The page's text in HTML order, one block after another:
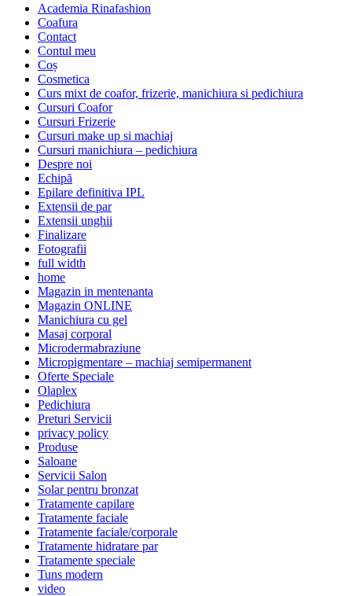
Academia Rinafashion
Coafura
Contact
Contul meu
Coș
Cosmetica
Curs mixt de coafor, frizerie, manichiura si pedichiura
Cursuri Coafor
Cursuri Frizerie
Cursuri make up si machiaj
Cursuri manichiura – pedichiura
Despre noi
Echipă
Epilare definitiva IPL
Extensii de par
Extensii unghii
Finalizare
Fotografii
full width
home
Magazin in mentenanta
Magazin ONLINE
Manichiura cu gel
Masaj corporal
Microdermabraziune
Micropigmentare – machiaj semipermanent
Oferte Speciale
Olaplex
Pedichiura
Preturi Servicii
privacy policy
Produse
Saloane
Servicii Salon
Solar pentru bronzat
Tratamente capilare
Tratamente faciale
Tratamente faciale/corporale
Tratamente hidratare par
Tratamente speciale
Tuns modern
video